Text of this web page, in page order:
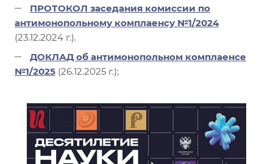
ПРОТОКОЛ заседания комиссии по
антимонопольному комплаенсу №1/2024
(23.12.2024 г.).
ДОКЛАД об антимонопольном комплаенсе
№1/2025 (26.12.2025 г.);